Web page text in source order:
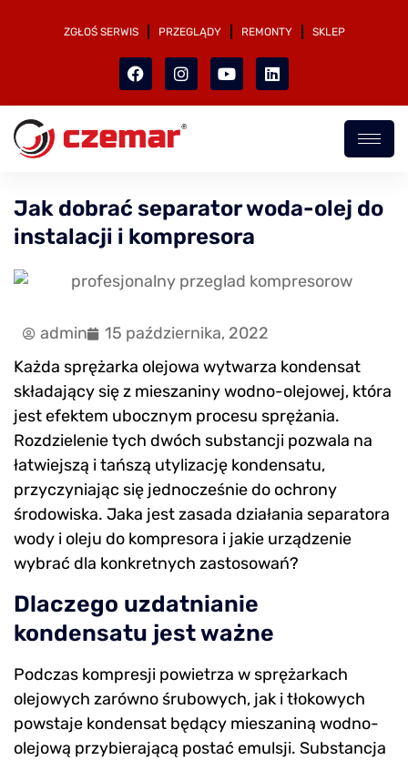
ZGŁOŚ SERWIS PRZEGLĄDY REMONTY SKLEP
Jak dobrać separator woda-olej do
instalacji i kompresora
admin
15 października, 2022
Każda sprężarka olejowa wytwarza kondensat
składający się z mieszaniny wodno-olejowej, która
jest efektem ubocznym procesu sprężania.
Rozdzielenie tych dwóch substancji pozwala na
łatwiejszą i tańszą utylizację kondensatu,
przyczyniając się jednocześnie do ochrony
środowiska. Jaka jest zasada działania separatora
wody i oleju do kompresora i jakie urządzenie
wybrać dla konkretnych zastosowań?
Dlaczego uzdatnianie
kondensatu jest ważne
Podczas kompresji powietrza w sprężarkach
olejowych zarówno śrubowych, jak i tłokowych
powstaje kondensat będący mieszaniną wodno-
olejową przybierającą postać emulsji. Substancja